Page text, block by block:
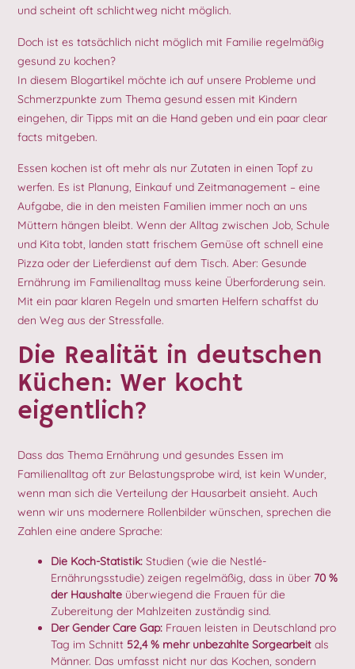
und scheint oft schlichtweg nicht möglich.
Doch ist es tatsächlich nicht möglich mit Familie regelmäßig
gesund zu kochen?
In diesem Blogartikel möchte ich auf unsere Probleme und
Schmerzpunkte zum Thema gesund essen mit Kindern
eingehen, dir Tipps mit an die Hand geben und ein paar clear
facts mitgeben.
Essen kochen ist oft mehr als nur Zutaten in einen Topf zu
werfen. Es ist Planung, Einkauf und Zeitmanagement – eine
Aufgabe, die in den meisten Familien immer noch an uns
Müttern hängen bleibt. Wenn der Alltag zwischen Job, Schule
und Kita tobt, landen statt frischem Gemüse oft schnell eine
Pizza oder der Lieferdienst auf dem Tisch. Aber: Gesunde
Ernährung im Familienalltag muss keine Überforderung sein.
Mit ein paar klaren Regeln und smarten Helfern schaffst du
den Weg aus der Stressfalle.
Die Realität in deutschen
Küchen: Wer kocht
eigentlich?
Dass das Thema Ernährung und gesundes Essen im
Familienalltag oft zur Belastungsprobe wird, ist kein Wunder,
wenn man sich die Verteilung der Hausarbeit ansieht. Auch
wenn wir uns modernere Rollenbilder wünschen, sprechen die
Zahlen eine andere Sprache:
Die Koch-Statistik: Studien (wie die Nestlé-
Ernährungsstudie) zeigen regelmäßig, dass in über 70 %
der Haushalte überwiegend die Frauen für die
Zubereitung der Mahlzeiten zuständig sind.
Der Gender Care Gap: Frauen leisten in Deutschland pro
Tag im Schnitt 52,4 % mehr unbezahlte Sorgearbeit als
Männer. Das umfasst nicht nur das Kochen, sondern